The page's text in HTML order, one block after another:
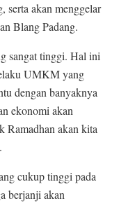
serta akan menggelar
Blang Padang.
sangat tinggi. Hal ini
UMKM yang
dengan banyaknya
ekonomi akan
Ramadhan akan kita
cukup tinggi pada
berjanji akan